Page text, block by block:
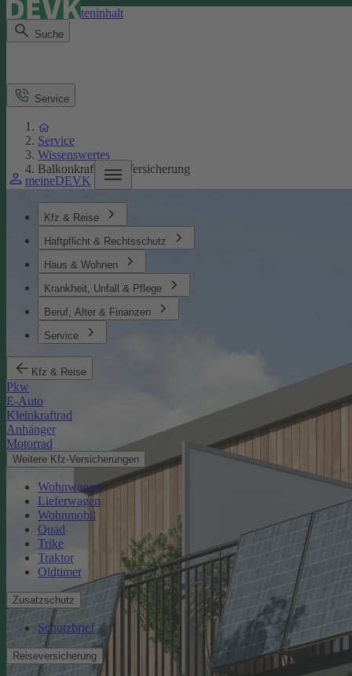
Direkt zum Seiteninhalt
Suche
meineDEVK
Kfz & Reise
Haftpflicht & Rechtsschutz
Haus & Wohnen
Krankheit, Unfall & Pflege
Beruf, Alter & Finanzen
Service
Kfz & Reise
Pkw
E-Auto
Kleinkraftrad
Anhänger
Motorrad
Weitere Kfz-Versicherungen
Wohnwagen
Lieferwagen
Wohnmobil
Quad
Trike
Traktor
Oldtimer
Zusatzschutz
Schutzbrief
Reiseversicherung
Service
Service
Wissenswertes
Balkonkraftwerk Versicherung